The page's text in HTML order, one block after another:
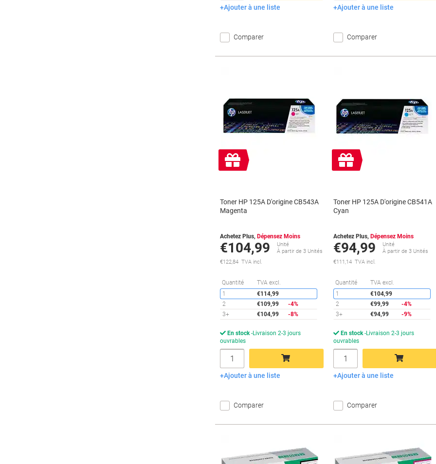
Ajouter au panier
Ajouter à une liste
Comparer
Ajouter au panier
Ajouter à une liste
Comparer
Cadeau
gratuit
Toner HP 125A D'origine CB543A
Magenta
Achetez Plus, Dépensez Moins
€104,99
Unité
À partir de 3 Unités
€122,84 TVA incl.
Quantité TVA excl.
Économies
1
€114,99
2
€109,99
-4%
3+
€104,99 -8%
En stock Livraison 2-3 jours
ouvrables
Quantité
Ajouter au panier
Ajouter à une liste
Comparer
Cadeau
gratuit
Toner HP 125A D'origine CB541A
Cyan
Achetez Plus, Dépensez Moins
€94,99
Unité
À partir de 3 Unités
€111,14 TVA incl.
Quantité TVA excl.
1
€104,99
2
€99,99
-4%
3+
€94,99 -9%
En stock Livraison 2-3 jours
ouvrables
Quantité
Ajouter au panier
Ajouter à une liste
Comparer